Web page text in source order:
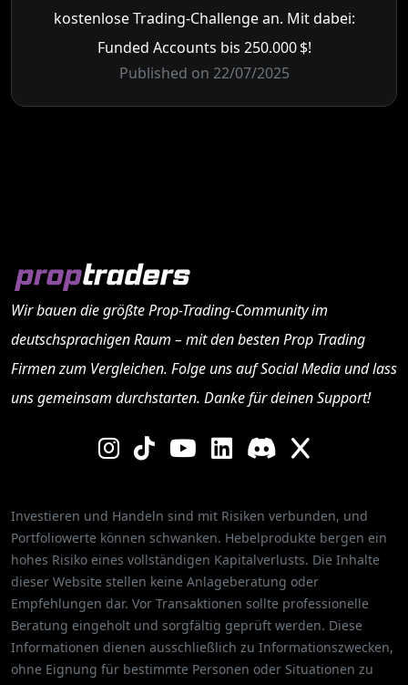
kostenlose Trading-Challenge an. Mit dabei:
Funded Accounts bis 250.000 $!
Published on 22/07/2025
Wir bauen die größte Prop-Trading-Community im
deutschsprachigen Raum – mit den bestenProp Trading
Firmenzum Vergleichen. Folge uns auf Social Media und lass
uns gemeinsam durchstarten. Danke für deinen Support!
Investieren und Handeln sind mit Risiken verbunden, und
Portfoliowerte können schwanken. Hebelprodukte bergen ein
hohes Risiko eines vollständigen Kapitalverlusts. Die Inhalte
dieser Website stellen keine Anlageberatung oder
Empfehlungen dar. Vor Transaktionen sollte professionelle
Beratung eingeholt und sorgfältig geprüft werden. Diese
Informationen dienen ausschließlich zu Informationszwecken,
ohne Eignung für bestimmte Personen oder Situationen zu